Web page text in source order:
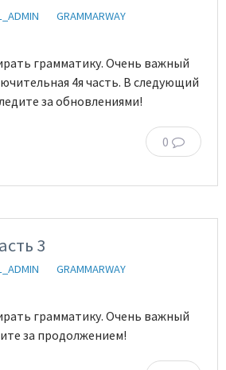
GRAMMARWAY
грамматику. Очень важный
4я часть. В следующий
за обновлениями!
0
3
GRAMMARWAY
грамматику. Очень важный
за продолжением!